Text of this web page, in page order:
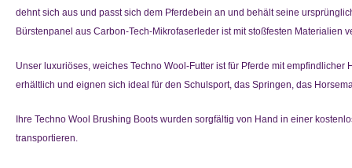
dehnt sich aus und passt sich dem Pferdebein an und behält seine
Bürstenpanel aus Carbon-Tech-Mikrofaserleder ist mit stoßfesten
Unser luxuriöses, weiches Techno Wool-Futter ist für Pferde mit
erhältlich und eignen sich ideal für den Schulsport, das Springen, das
Ihre Techno Wool Brushing Boots wurden sorgfältig von Hand in einer
transportieren.